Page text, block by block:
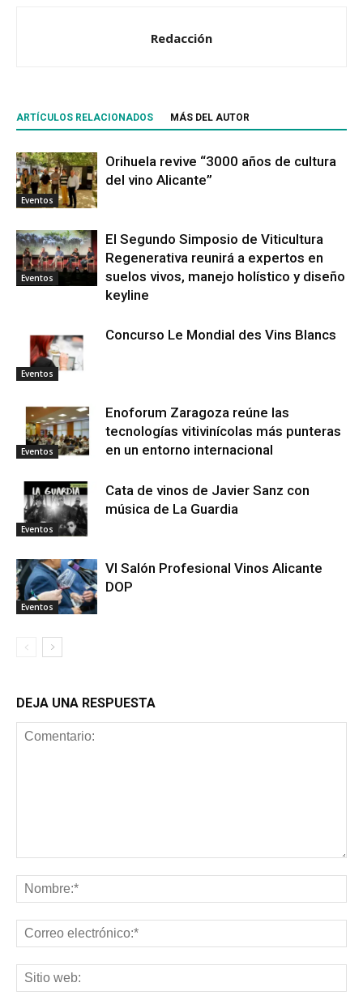
Redacción
ARTÍCULOS RELACIONADOS MÁS DEL AUTOR
Eventos
Orihuela revive “3000 años de cultura
del vino Alicante”
Eventos
El Segundo Simposio de Viticultura
Regenerativa reunirá a expertos en
suelos vivos, manejo holístico y diseño
keyline
Eventos
Concurso Le Mondial des Vins Blancs
Eventos
Enoforum Zaragoza reúne las
tecnologías vitivinícolas más punteras
en un entorno internacional
Eventos
Cata de vinos de Javier Sanz con
música de La Guardia
Eventos
VI Salón Profesional Vinos Alicante
DOP
DEJA UNA RESPUESTA